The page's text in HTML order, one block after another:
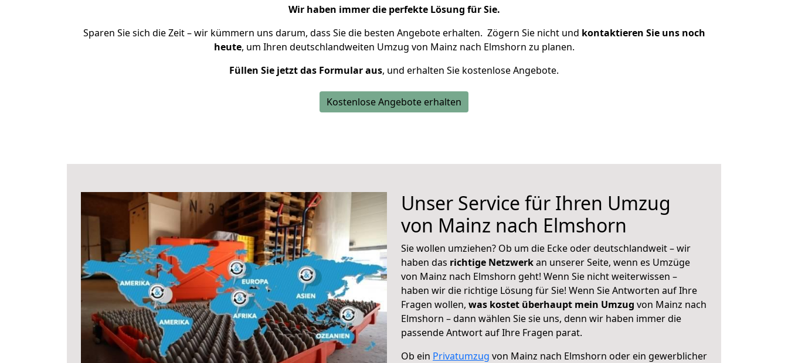
Wir haben immer die perfekte Lösung für Sie.
Sparen Sie sich die Zeit – wir kümmern uns darum, dass Sie die besten Angebote erhalten. Zögern Sie nicht und kontaktieren Sie uns noch
heute, um Ihren deutschlandweiten Umzug von Mainz nach Elmshorn zu planen.
Füllen Sie jetzt das Formular aus, und erhalten Sie kostenlose Angebote.
Kostenlose Angebote erhalten
Unser Service für Ihren Umzug
von Mainz nach Elmshorn
Sie wollen umziehen? Ob um die Ecke oder deutschlandweit – wir
haben das richtige Netzwerkan unserer Seite, wenn es Umzüge
von Mainz nach Elmshorn geht! Wenn Sie nicht weiterwissen –
haben wir die richtige Lösung für Sie! Wenn Sie Antworten auf Ihre
Fragen wollen, was kostet überhaupt mein Umzug von Mainz nach
Elmshorn – dann wählen Sie sie uns, denn wir haben immer die
passende Antwort auf Ihre Fragen parat.
Ob ein Privatumzug von Mainz nach Elmshorn oder ein gewerblicher